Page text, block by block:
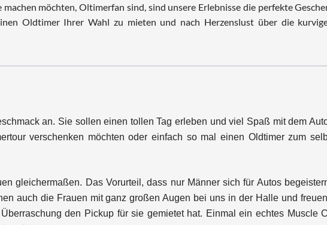
möchten, Oltimerfan sind, sind unsere Erlebnisse die perfekte
Oldtimer Ihrer Wahl zu mieten und nach Herzenslust über die
an. Sie sollen einen tollen Tag erleben und viel Spaß mit dem
verschenken möchten oder einfach so mal einen Oldtimer zum
gleichermaßen. Das Vorurteil, dass nur Männer sich für Autos
auch die Frauen mit ganz großen Augen bei uns in der Halle und
den Pickup für sie gemietet hat. Einmal ein echtes Muscle